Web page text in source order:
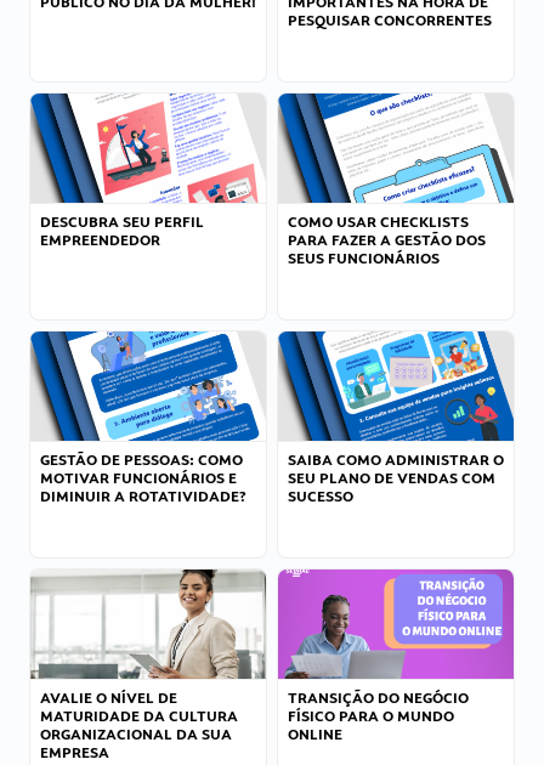
PESQUISAR CONCORRENTES
DESCUBRA SEU PERFIL
EMPREENDEDOR
COMO USAR CHECKLISTS
PARA FAZER A GESTÃO DOS
SEUS FUNCIONÁRIOS
GESTÃO DE PESSOAS: COMO
MOTIVAR FUNCIONÁRIOS E
DIMINUIR A ROTATIVIDADE?
SAIBA COMO ADMINISTRAR O
SEU PLANO DE VENDAS COM
SUCESSO
AVALIE O NÍVEL DE
MATURIDADE DA CULTURA
ORGANIZACIONAL DA SUA
EMPRESA
TRANSIÇÃO DO NEGÓCIO
FÍSICO PARA O MUNDO
ONLINE